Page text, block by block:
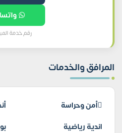
رقم خدمة
المرافق والخدمات
أمن وحراسة
اندية رياضية